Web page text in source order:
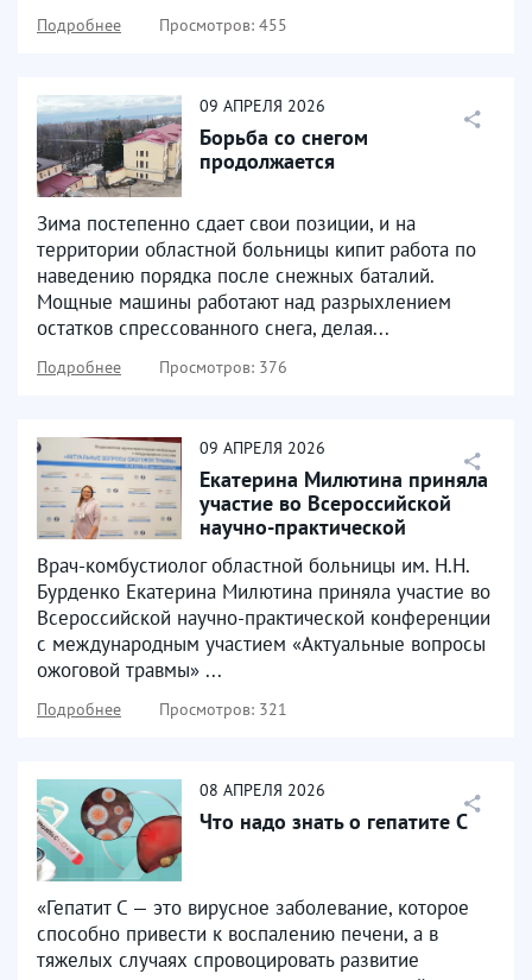
Подробнее Просмотров: 455
09 АПРЕЛЯ 2026
Борьба со снегом
продолжается
Зима постепенно сдает свои позиции, и на
территории областной больницы кипит работа по
наведению порядка после снежных баталий.
Мощные машины работают над разрыхлением
остатков спрессованного снега, делая...
Подробнее Просмотров: 376
09 АПРЕЛЯ 2026
Екатерина Милютина приняла
участие во Всероссийской
научно-практической
конференции
Врач-комбустиолог областной больницы им. Н.Н.
Бурденко Екатерина Милютина приняла участие во
Всероссийской научно-практической конференции
с международным участием «Актуальные вопросы
ожоговой травмы» ...
Подробнее Просмотров: 321
08 АПРЕЛЯ 2026
Что надо знать о гепатите С
«Гепатит С — это вирусное заболевание, которое
способно привести к воспалению печени, а в
тяжелых случаях спровоцировать развитие